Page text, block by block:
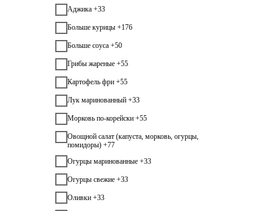
Аджика +33
Больше курицы +176
Больше соуса +50
Грибы жареные +55
Картофель фри +55
Лук маринованный +33
Морковь по-корейски +55
Овощной салат (капуста, морковь, огурцы,
помидоры) +77
Огурцы маринованные +33
Огурцы свежие +33
Оливки +33